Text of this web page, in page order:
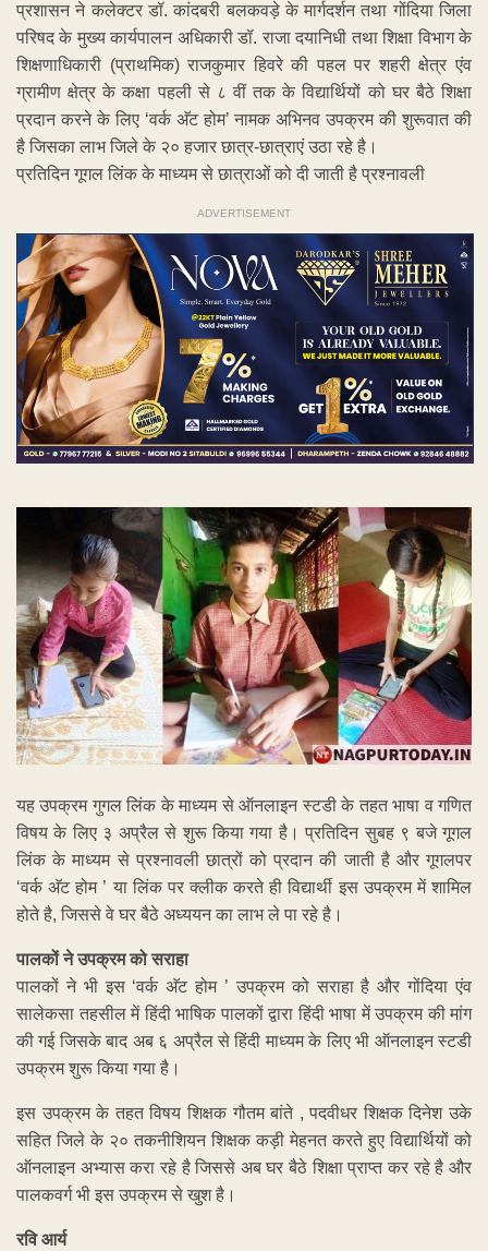
प्रशासन ने कलेक्टर डॉ. कांदबरी बलकवड़े के मार्गदर्शन तथा गोंदिया जिला
परिषद के मुख्य कार्यपालन अधिकारी डॉ. राजा दयानिधी तथा शिक्षा विभाग के
शिक्षणाधिकारी (प्राथमिक) राजकुमार हिवरे की पहल पर शहरी क्षेत्र एंव
ग्रामीण क्षेत्र के कक्षा पहली से ८ वीं तक के विद्यार्थियों को घर बैठे शिक्षा
प्रदान करने के लिए ‘वर्क अ‍ॅट होम’ नामक अभिनव उपक्रम की शुरूवात की
है जिसका लाभ जिले के २० हजार छात्र-छात्राएं उठा रहे है।
प्रतिदिन गूगल लिंक के माध्यम से छात्राओं को दी जाती है प्रश्‍नावली
ADVERTISEMENT
यह उपक्रम गुगल लिंक के माध्यम से ऑनलाइन स्टडी के तहत भाषा व गणित
विषय के लिए ३ अप्रैल से शुरू किया गया है। प्रतिदिन सुबह ९ बजे गूगल
लिंक के माध्यम से प्रश्‍नावली छात्रों को प्रदान की जाती है और गूगलपर
‘वर्क अ‍ॅट होम ’ या लिंक पर क्लीक करते ही विद्यार्थी इस उपक्रम में शामिल
होते है, जिससे वे घर बैठे अध्ययन का लाभ ले पा रहे है।
पालकों ने उपक्रम को सराहा
पालकों ने भी इस ‘वर्क अ‍ॅट होम ’ उपक्रम को सराहा है और गोंदिया एंव
सालेकसा तहसील में हिंदी भाषिक पालकों द्वारा हिंदी भाषा में उपक्रम की मांग
की गई जिसके बाद अब ६ अप्रैल से हिंदी माध्यम के लिए भी ऑनलाइन स्टडी
उपक्रम शुरू किया गया है।
इस उपक्रम के तहत विषय शिक्षक गौतम बांते , पदवीधर शिक्षक दिनेश उके
सहित जिले के २० तकनीशियन शिक्षक कड़ी मेहनत करते हुए विद्यार्थियों को
ऑनलाइन अभ्यास करा रहे है जिससे अब घर बैठे शिक्षा प्राप्त कर रहे है और
पालकवर्ग भी इस उपक्रम से खुश है।
रवि आर्य